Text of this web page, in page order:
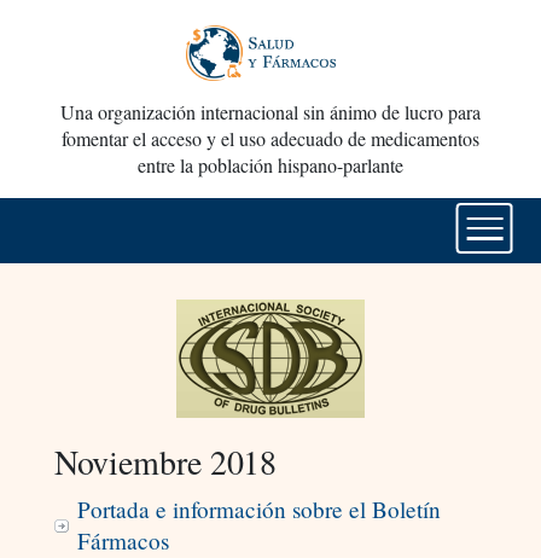
Una organización internacional sin ánimo de lucro para
fomentar el acceso y el uso adecuado de medicamentos
entre la población hispano-parlante
Noviembre 2018
Portada e información sobre el Boletín
Fármacos